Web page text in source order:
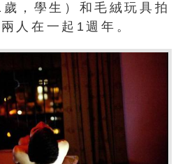
，學生）和毛絨玩具拍
人在一起1週年。